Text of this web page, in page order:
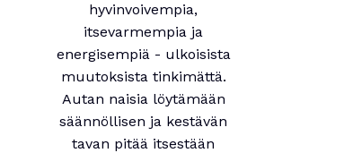
hyvinvoivempia,
itsevarmempia ja
energisempiä - ulkoisista
muutoksista tinkimättä.
Autan naisia löytämään
säännöllisen ja kestävän
tavan pitää itsestään